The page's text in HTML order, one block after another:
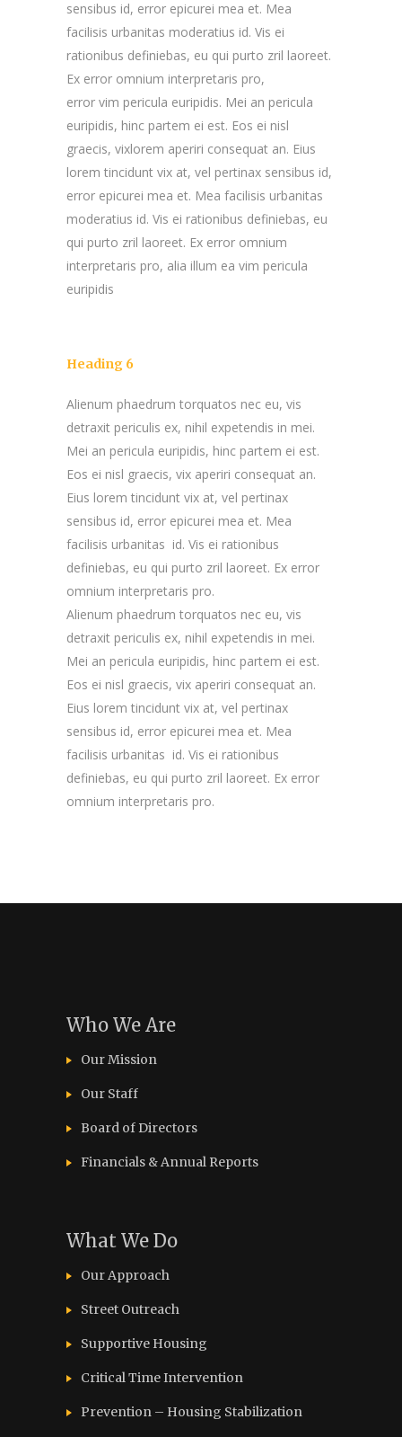
sensibus id, error epicurei mea et. Mea
facilisis urbanitas moderatius id. Vis ei
rationibus definiebas, eu qui purto zril laoreet.
Ex error omnium interpretaris pro,
error vim pericula euripidis. Mei an pericula
euripidis, hinc partem ei est. Eos ei nisl
graecis, vixlorem aperiri consequat an. Eius
lorem tincidunt vix at, vel pertinax sensibus id,
error epicurei mea et. Mea facilisis urbanitas
moderatius id. Vis ei rationibus definiebas, eu
qui purto zril laoreet. Ex error omnium
interpretaris pro, alia illum ea vim pericula
euripidis
Heading 6
Alienum phaedrum torquatos nec eu, vis
detraxit periculis ex, nihil expetendis in mei.
Mei an pericula euripidis, hinc partem ei est.
Eos ei nisl graecis, vix aperiri consequat an.
Eius lorem tincidunt vix at, vel pertinax
sensibus id, error epicurei mea et. Mea
facilisis urbanitas id. Vis ei rationibus
definiebas, eu qui purto zril laoreet. Ex error
omnium interpretaris pro.
Alienum phaedrum torquatos nec eu, vis
detraxit periculis ex, nihil expetendis in mei.
Mei an pericula euripidis, hinc partem ei est.
Eos ei nisl graecis, vix aperiri consequat an.
Eius lorem tincidunt vix at, vel pertinax
sensibus id, error epicurei mea et. Mea
facilisis urbanitas id. Vis ei rationibus
definiebas, eu qui purto zril laoreet. Ex error
omnium interpretaris pro.
Who We Are
Our Mission
Our Staff
Board of Directors
Financials & Annual Reports
What We Do
Our Approach
Street Outreach
Supportive Housing
Critical Time Intervention
Prevention – Housing Stabilization